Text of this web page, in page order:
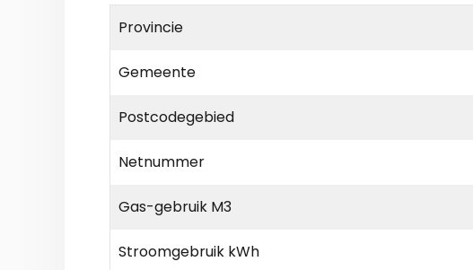
Provincie
Gemeente
Postcodegebied
Netnummer
Gas-gebruik M3
Stroomgebruik kWh